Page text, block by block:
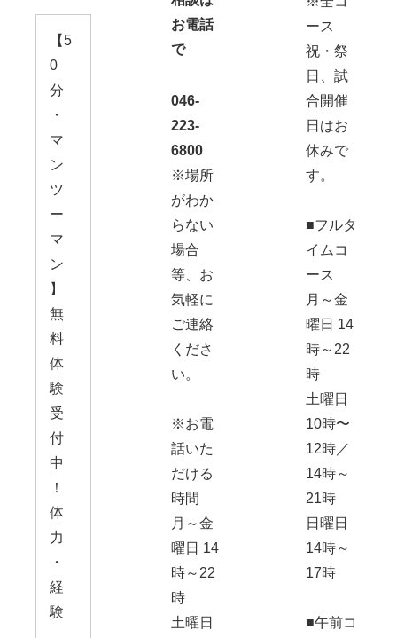
【5
0
分
・
マ
ン
ツ
ー
マ
ン
】
無
料
体
験
受
付
中
！
体
力
・
経
験
お電話
で
046-
223-
6800
※場所
がわか
らない
場合
等、お
気軽に
ご連絡
くださ
い。
※お電
話いた
だける
時間
月～金
曜日 14
時～22
時
土曜日
ース
祝・祭
日、試
合開催
日はお
休みで
す。
■フルタ
イムコ
ース
月～金
曜日 14
時～22
時
土曜日
10時〜
12時／
14時～
21時
日曜日
14時～
17時
■午前コ